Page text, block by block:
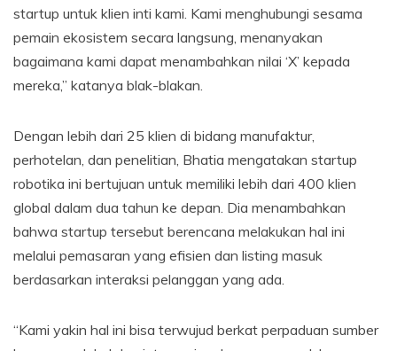
startup untuk klien inti kami. Kami menghubungi sesama
pemain ekosistem secara langsung, menanyakan
bagaimana kami dapat menambahkan nilai ‘X’ kepada
mereka,” katanya blak-blakan.
Dengan lebih dari 25 klien di bidang manufaktur,
perhotelan, dan penelitian, Bhatia mengatakan startup
robotika ini bertujuan untuk memiliki lebih dari 400 klien
global dalam dua tahun ke depan. Dia menambahkan
bahwa startup tersebut berencana melakukan hal ini
melalui pemasaran yang efisien dan listing masuk
berdasarkan interaksi pelanggan yang ada.
“Kami yakin hal ini bisa terwujud berkat perpaduan sumber